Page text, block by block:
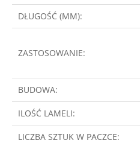
DŁUGOŚĆ (MM):
ZASTOSOWANIE:
BUDOWA:
ILOŚĆ LAMELI:
LICZBA SZTUK W PACZCE: